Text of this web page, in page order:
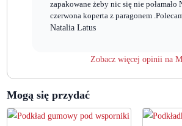
zapakowane żeby nic się nie połamało
czerwona koperta z paragonem
Natalia Latus
Zobacz więcej opinii na
Mogą się przydać